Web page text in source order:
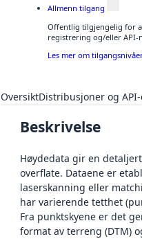
Allmenn tilgang
Offentlig tilgjengelig for
registrering og/eller API-
Les mer om
OversiktDistribusjoner og
Beskrivelse
Høydedata gir en
overflate. Dataene er
laserskanning eller
har varierende tetthet
Fra punktskyene er det
format av terreng (DTM)